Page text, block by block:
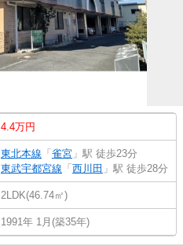
4.4万円
東北本線 「 雀宮 」駅 徒歩23分
東武宇都宮線 「 西川田 」駅 徒歩28分
2LDK(46.74㎡)
1991年 1月(築35年)